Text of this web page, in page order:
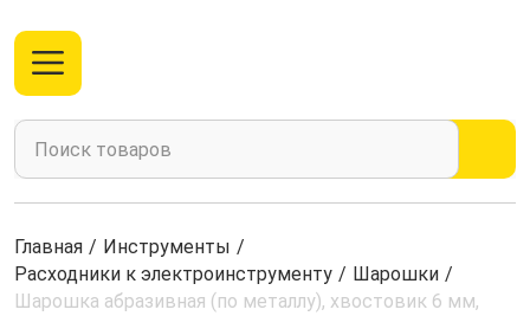
Главная / Инструменты /
Расходники к электроинструменту / Шарошки /
Шарошка абразивная (по металлу), хвостовик 6 мм,